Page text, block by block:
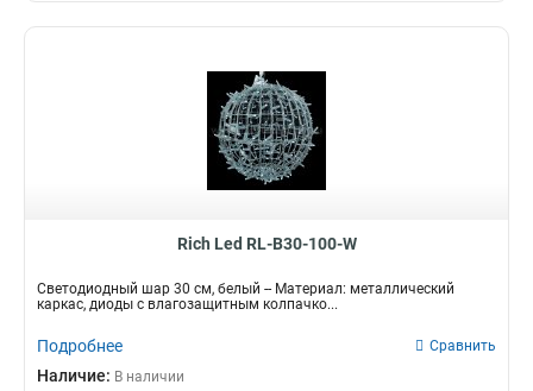
Rich Led RL-B30-100-W
Светодиодный шар 30 см, белый -- Материал: металлический
каркас, диоды с влагозащитным колпачко...
Подробнее Сравнить
Наличие: В наличии